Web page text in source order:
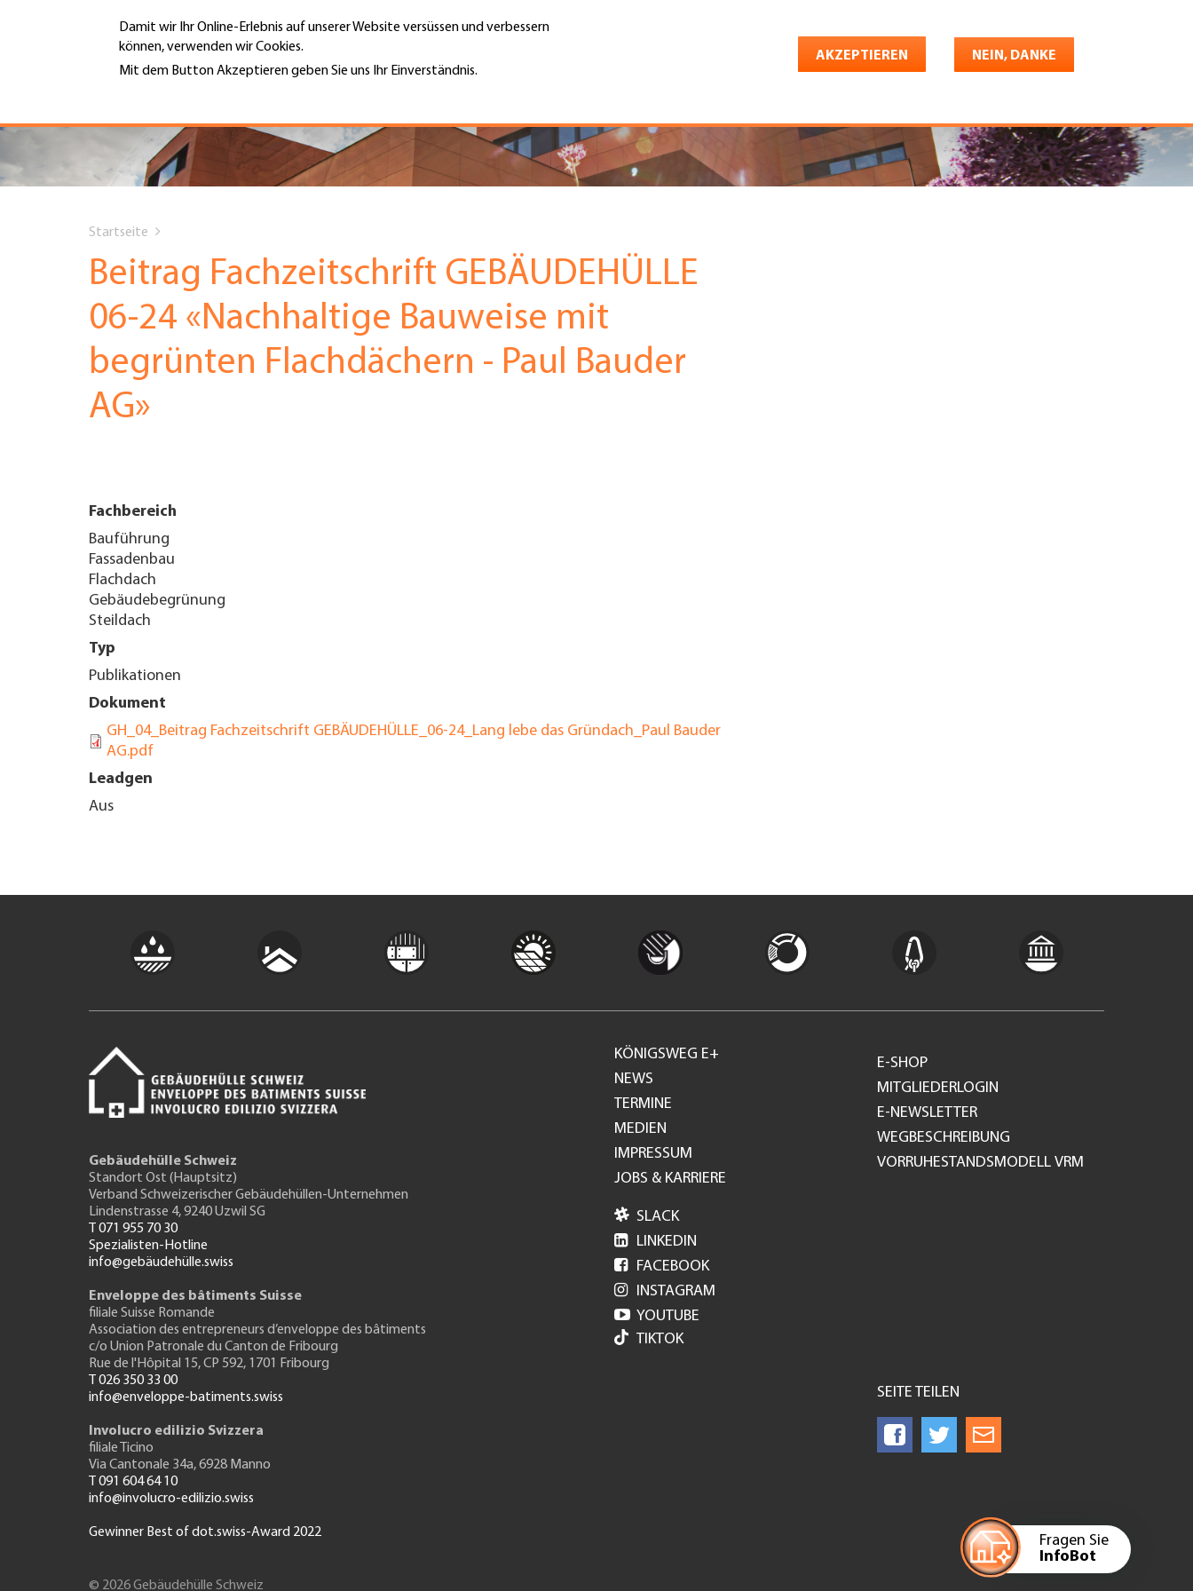
Damit wir Ihr Online-Erlebnis auf unserer Website versüssen und verbessern
können, verwenden wir Cookies.
Mit dem Button Akzeptieren geben Sie uns Ihr Einverständnis.
AKZEPTIEREN NEIN, DANKE
Hauptnavigation
PORTRÄT
DIENSTLEISTUNGEN
MITGLIEDSCHAFT
MENÜ
Top
Menu
Jobs & Karriere Shop Konto Deutsch
are
here
Startseite
Beitrag Fachzeitschrift GEBÄUDEHÜLLE
06-24 «Nachhaltige Bauweise mit
begrünten Flachdächern - Paul Bauder
AG»
Fachbereich
Bauführung
Fassadenbau
Flachdach
Gebäudebegrünung
Steildach
Typ
Publikationen
Dokument
GH_04_Beitrag Fachzeitschrift GEBÄUDEHÜLLE_06-24_Lang lebe das Gründach_Paul Bauder
AG.pdf
Leadgen
Aus
Fragen Sie
InfoBot
Gebäudehülle Schweiz
Standort Ost (Hauptsitz)
Verband Schweizerischer Gebäudehüllen-Unternehmen
Lindenstrasse 4, 9240 Uzwil SG
T 071 955 70 30
Spezialisten-Hotline
info@gebäudehülle.swiss
Enveloppe des bâtiments Suisse
filiale Suisse Romande
Association des entrepreneurs d’enveloppe des bâtiments
c/o Union Patronale du Canton de Fribourg
Rue de l'Hôpital 15, CP 592, 1701 Fribourg
T 026 350 33 00
info@enveloppe-batiments.swiss
Involucro edilizio Svizzera
filiale Ticino
Via Cantonale 34a, 6928 Manno
T 091 604 64 10
info@involucro-edilizio.swiss
Gewinner Best of dot.swiss-Award 2022
Footer
GH
KÖNIGSWEG E+
NEWS
TERMINE
MEDIEN
IMPRESSUM
JOBS & KARRIERE
E-SHOP
MITGLIEDERLOGIN
E-NEWSLETTER
WEGBESCHREIBUNG
VORRUHESTANDSMODELL VRM
 SLACK
 LINKEDIN
 FACEBOOK
 INSTAGRAM
 YOUTUBE
TIKTOK
SEITE TEILEN
© 2026 Gebäudehülle Schweiz